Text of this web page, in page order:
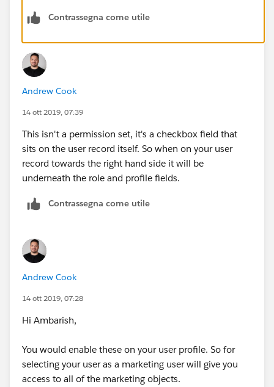
Contrassegna come utile
Andrew Cook
14 ott 2019, 07:39
This isn't a permission set, it's a checkbox field that
sits on the user record itself. So when on your user
record towards the right hand side it will be
underneath the role and profile fields.
Contrassegna come utile
Andrew Cook
14 ott 2019, 07:28
Hi Ambarish,
You would enable these on your user profile. So for
selecting your user as a marketing user will give you
access to all of the marketing objects.